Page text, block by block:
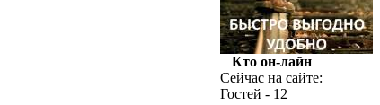
Кто он-лайн
Сейчас на сайте:
Гостей - 12